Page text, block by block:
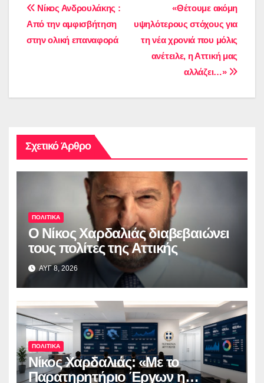
Πλοήγηση
άρθρων
«Θέτουμε ακόμη
υψηλότερους στόχους για
τη νέα χρονιά που μόλις
ανέτειλε, η Αττική μας
αλλάζει…»
Νίκος Ανδρουλάκης :
Από την αμφισβήτηση
στην ολική επαναφορά
Σχετικό Άρθρο
ΠΟΛΙΤΙΚΑ
O Νίκος Χαρδαλιάς διαβεβαιώνει
τους πολίτες της Αττικής
ΑΥΓ 8, 2026
ΠΟΛΙΤΙΚΑ
Νίκος Χαρδαλιάς: «Με το
Παρατηρητήριο Έργων η